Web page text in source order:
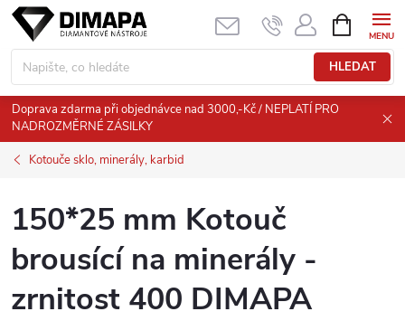
Přejít
obsah
HLEDAT
NÁKUPNÍ
KOŠÍK
Doprava zdarma při objednávce nad 3000,-Kč / NEPLATÍ PRO
NADROZMĚRNÉ ZÁSILKY
Kotouče sklo, minerály, karbid
150*25 mm Kotouč
brousící na minerály -
zrnitost 400 DIMAPA